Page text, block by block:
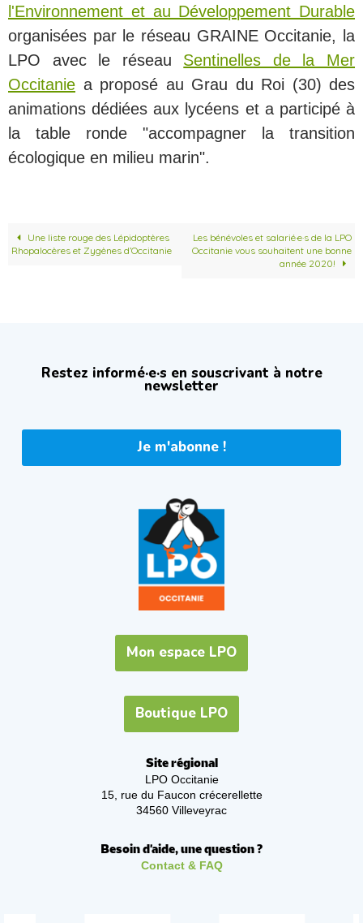
l'Environnement et au Développement Durable
organisées par le réseau GRAINE Occitanie, la
LPO avec le réseau Sentinelles de la Mer
Occitanie a proposé au Grau du Roi (30) des
animations dédiées aux lycéens et a participé à
la table ronde "accompagner la transition
écologique en milieu marin".
Une liste rouge des Lépidoptères
Rhopalocères et Zygènes d’Occitanie
Les bénévoles et salarié·e·s de la LPO
Occitanie vous souhaitent une bonne
année 2020!
Restez informé·e·s en souscrivant à notre
newsletter
Je m'abonne !
Mon espace LPO
Boutique LPO
Site régional
LPO Occitanie
15, rue du Faucon crécerellette
34560 Villeveyrac
Besoin d'aide, une question ?
Contact & FAQ